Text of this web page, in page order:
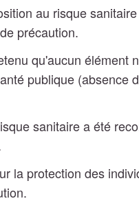
au risque
précaution.
qu'aucun élément
publique (absence
sanitaire a été
la protection des